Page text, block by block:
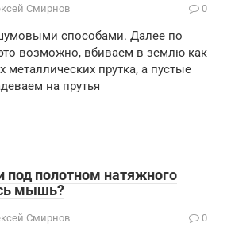
Смирнов 0
способами. Далее по
это возможно, вбиваем в землю как
металлических прутка, а пустые
на прутья
под полотном натяжного
мышь?
Смирнов 0